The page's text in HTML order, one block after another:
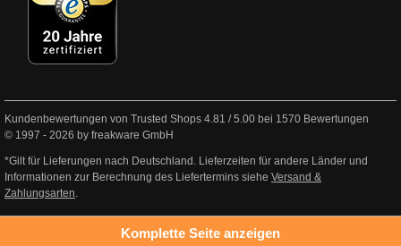
Kundenbewertungen von Trusted Shops 4.81 /5.00 bei 1570 Bewertungen
© 1997 - 2026 by freakware GmbH
*Gilt für Lieferungen nach Deutschland. Lieferzeiten für andere Länder und
Informationen zur Berechnung des Liefertermins siehe Versand &
Zahlungsarten.
Komplette Seite anzeigen